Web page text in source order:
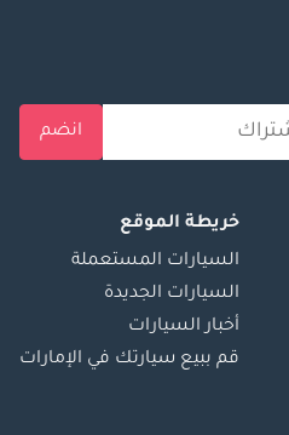
انضم
خريطة الموقع
السيارات المستعملة
السيارات الجديدة
أخبار السيارات
قم ببيع سيارتك في الإمارات